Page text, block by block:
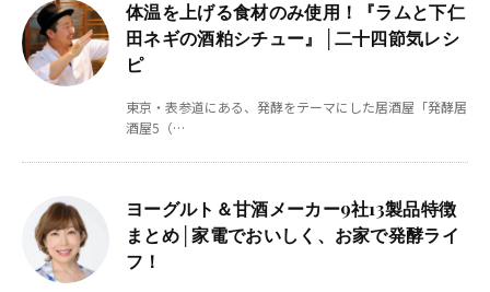
体温を上げる食材のみ使用！『ラムと下仁
田ネギの酒粕シチュー』│二十四節気レシ
ピ
東京・表参道にある、発酵をテーマにした居酒屋「発酵居
酒屋5（…
ヨーグルト＆甘酒メーカー9社13製品特徴
まとめ│家電でおいしく、お家で発酵ライ
フ！